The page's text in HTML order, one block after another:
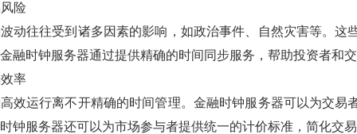
险
动往往受到诸多因素的影响，如政治事件、自然灾害等。
融时钟服务器通过提供精确的时间同步服务，帮助投资者和
率
效运行离不开精确的时间管理。金融时钟服务器可以为交易
钟服务器还可以为市场参与者提供统一的计价标准，简化交